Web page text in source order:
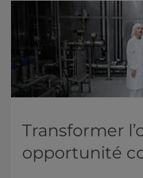
Transformer
opportunité